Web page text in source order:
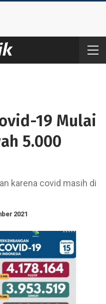
19 Mulai
5.000
karena covid masih di
2021